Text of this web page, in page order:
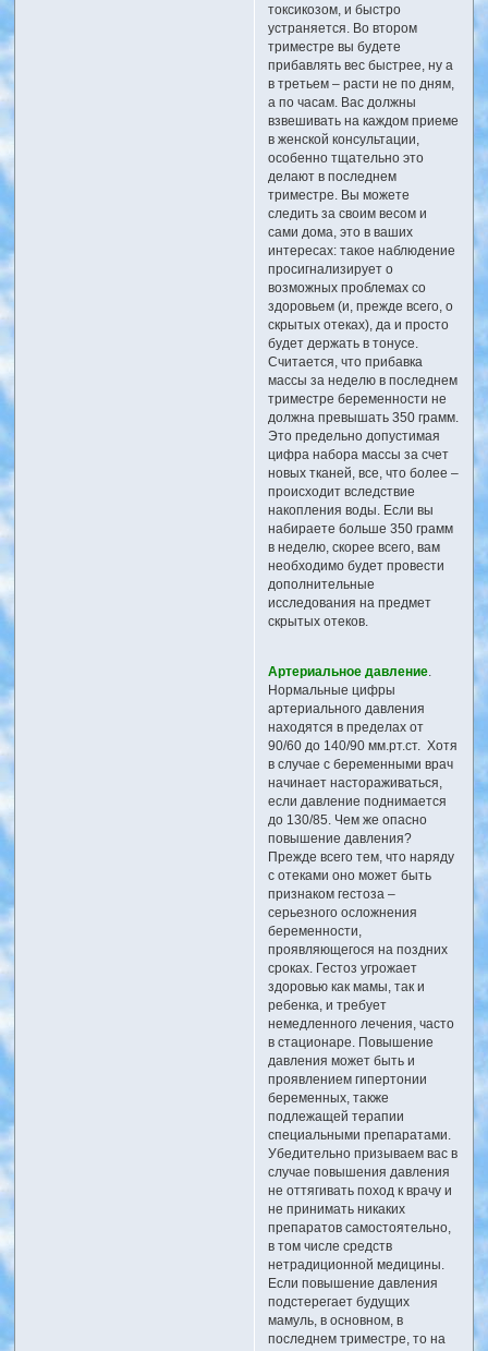
токсикозом, и быстро
устраняется. Во втором
триместре вы будете
прибавлять вес быстрее, ну а
в третьем – расти не по дням,
а по часам. Вас должны
взвешивать на каждом приеме
в женской консультации,
особенно тщательно это
делают в последнем
триместре. Вы можете
следить за своим весом и
сами дома, это в ваших
интересах: такое наблюдение
просигнализирует о
возможных проблемах со
здоровьем (и, прежде всего, о
скрытых отеках), да и просто
будет держать в тонусе.
Считается, что прибавка
массы за неделю в последнем
триместре беременности не
должна превышать 350 грамм.
Это предельно допустимая
цифра набора массы за счет
новых тканей, все, что более –
происходит вследствие
накопления воды. Если вы
набираете больше 350 грамм
в неделю, скорее всего, вам
необходимо будет провести
дополнительные
исследования на предмет
скрытых отеков.
Артериальное давление.
Нормальные цифры
артериального давления
находятся в пределах от
90/60 до 140/90 мм.рт.ст. Хотя
в случае с беременными врач
начинает настораживаться,
если давление поднимается
до 130/85. Чем же опасно
повышение давления?
Прежде всего тем, что наряду
с отеками оно может быть
признаком гестоза –
серьезного осложнения
беременности,
проявляющегося на поздних
сроках. Гестоз угрожает
здоровью как мамы, так и
ребенка, и требует
немедленного лечения, часто
в стационаре. Повышение
давления может быть и
проявлением гипертонии
беременных, также
подлежащей терапии
специальными препаратами.
Убедительно призываем вас в
случае повышения давления
не оттягивать поход к врачу и
не принимать никаких
препаратов самостоятельно,
в том числе средств
нетрадиционной медицины.
Если повышение давления
подстерегает будущих
мамуль, в основном, в
последнем триместре, то на